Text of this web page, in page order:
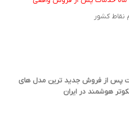
نقاط کشور
پس از فروش جدید ترین مدل های
هوشمند در ایران